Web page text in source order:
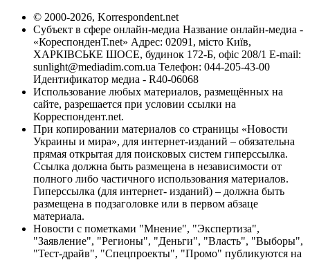
© 2000-2026, Korrespondent.net
Субъект в сфере онлайн-медиа Название онлайн-медиа -
«КореспонденТ.net» Адрес: 02091, місто Київ,
ХАРКІВСЬКЕ ШОСЕ, будинок 172-Б, офіс 208/1 E-mail:
sunlight@mediadim.com.ua Телефон: 044-205-43-00
Идентификатор медиа - R40-06068
Использование любых материалов, размещённых на
сайте, разрешается при условии ссылки на
Корреспондент.net.
При копировании материалов со страницы «Новости
Украины и мира», для интернет-изданий – обязательна
прямая открытая для поисковых систем гиперссылка.
Ссылка должна быть размещена в независимости от
полного либо частичного использования материалов.
Гиперссылка (для интернет- изданий) – должна быть
размещена в подзаголовке или в первом абзаце
материала.
Новости с пометками "Мнение", "Экспертиза",
"Заявление", "Регионы", "Деньги", "Власть", "Выборы",
"Тест-драйв", "Спецпроекты", "Промо" публикуются на